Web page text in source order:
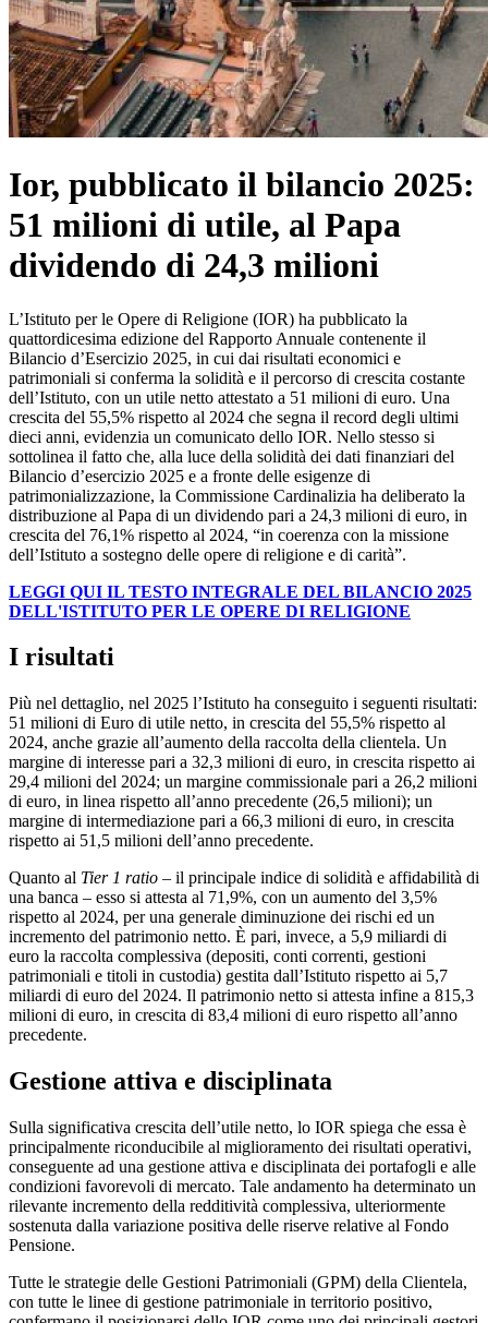
Ior, pubblicato il bilancio 2025:
51 milioni di utile, al Papa
dividendo di 24,3 milioni
L’Istituto per le Opere di Religione (IOR) ha pubblicato la
quattordicesima edizione del Rapporto Annuale contenente il
Bilancio d’Esercizio 2025, in cui dai risultati economici e
patrimoniali si conferma la solidità e il percorso di crescita costante
dell’Istituto, con un utile netto attestato a 51 milioni di euro. Una
crescita del 55,5% rispetto al 2024 che segna il record degli ultimi
dieci anni, evidenzia un comunicato dello IOR. Nello stesso si
sottolinea il fatto che, alla luce della solidità dei dati finanziari del
Bilancio d’esercizio 2025 e a fronte delle esigenze di
patrimonializzazione, la Commissione Cardinalizia ha deliberato la
distribuzione al Papa di un dividendo pari a 24,3 milioni di euro, in
crescita del 76,1% rispetto al 2024, “in coerenza con la missione
dell’Istituto a sostegno delle opere di religione e di carità”.
LEGGI QUI IL TESTO INTEGRALE DEL BILANCIO 2025
DELL'ISTITUTO PER LE OPERE DI RELIGIONE
I risultati
Più nel dettaglio, nel 2025 l’Istituto ha conseguito i seguenti risultati:
51 milioni di Euro di utile netto, in crescita del 55,5% rispetto al
2024, anche grazie all’aumento della raccolta della clientela. Un
margine di interesse pari a 32,3 milioni di euro, in crescita rispetto ai
29,4 milioni del 2024; un margine commissionale pari a 26,2 milioni
di euro, in linea rispetto all’anno precedente (26,5 milioni); un
margine di intermediazione pari a 66,3 milioni di euro, in crescita
rispetto ai 51,5 milioni dell’anno precedente.
Quanto al Tier 1 ratio – il principale indice di solidità e affidabilità di
una banca – esso si attesta al 71,9%, con un aumento del 3,5%
rispetto al 2024, per una generale diminuzione dei rischi ed un
incremento del patrimonio netto. È pari, invece, a 5,9 miliardi di
euro la raccolta complessiva (depositi, conti correnti, gestioni
patrimoniali e titoli in custodia) gestita dall’Istituto rispetto ai 5,7
miliardi di euro del 2024. Il patrimonio netto si attesta infine a 815,3
milioni di euro, in crescita di 83,4 milioni di euro rispetto all’anno
precedente.
Gestione attiva e disciplinata
Sulla significativa crescita dell’utile netto, lo IOR spiega che essa è
principalmente riconducibile al miglioramento dei risultati operativi,
conseguente ad una gestione attiva e disciplinata dei portafogli e alle
condizioni favorevoli di mercato. Tale andamento ha determinato un
rilevante incremento della redditività complessiva, ulteriormente
sostenuta dalla variazione positiva delle riserve relative al Fondo
Pensione.
Tutte le strategie delle Gestioni Patrimoniali (GPM) della Clientela,
con tutte le linee di gestione patrimoniale in territorio positivo,